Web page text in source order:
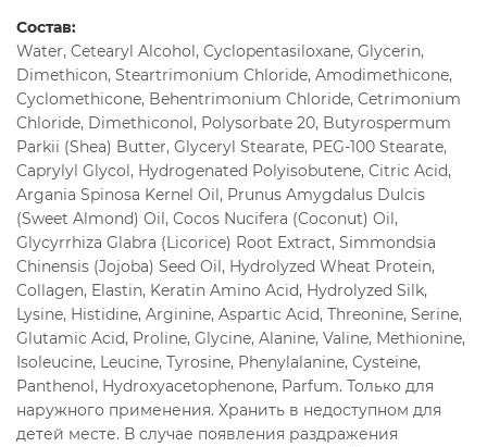
Состав:
Water, Cetearyl Alcohol, Cyclopentasiloxane, Glycerin,
Dimethicon, Steartrimonium Chloride, Amodimethicone,
Cyclomethicone, Behentrimonium Chloride, Cetrimonium
Chloride, Dimethiconol, Polysorbate 20, Butyrospermum
Parkii (Shea) Butter, Glyceryl Stearate, PEG-100 Stearate,
Caprylyl Glycol, Hydrogenated Polyisobutene, Citric Acid,
Argania Spinosa Kernel Oil, Prunus Amygdalus Dulcis
(Sweet Almond) Oil, Cocos Nucifera (Coconut) Oil,
Glycyrrhiza Glabra (Licorice) Root Extract, Simmondsia
Chinensis (Jojoba) Seed Oil, Hydrolyzed Wheat Protein,
Collagen, Elastin, Keratin Amino Acid, Hydrolyzed Silk,
Lysine, Histidine, Arginine, Aspartic Acid, Threonine, Serine,
Glutamic Acid, Proline, Glycine, Alanine, Valine, Methionine,
Isoleucine, Leucine, Tyrosine, Phenylalanine, Cysteine,
Panthenol, Hydroxyacetophenone, Parfum. Только для
наружного применения. Хранить в недоступном для
детей месте. В случае появления раздражения